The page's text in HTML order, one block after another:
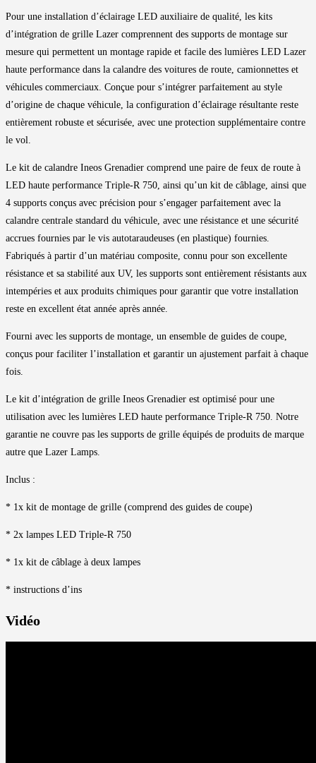
Pour une installation d’éclairage LED auxiliaire de qualité, les kits
d’intégration de grille Lazer comprennent des supports de montage sur
mesure qui permettent un montage rapide et facile des lumières LED Lazer
haute performance dans la calandre des voitures de route, camionnettes et
véhicules commerciaux. Conçue pour s’intégrer parfaitement au style
d’origine de chaque véhicule, la configuration d’éclairage résultante reste
entièrement robuste et sécurisée, avec une protection supplémentaire contre
le vol.
Le kit de calandre Ineos Grenadier comprend une paire de feux de route à
LED haute performance Triple-R 750, ainsi qu’un kit de câblage, ainsi que
4 supports conçus avec précision pour s’engager parfaitement avec la
calandre centrale standard du véhicule, avec une résistance et une sécurité
accrues fournies par le vis autotaraudeuses (en plastique) fournies.
Fabriqués à partir d’un matériau composite, connu pour son excellente
résistance et sa stabilité aux UV, les supports sont entièrement résistants aux
intempéries et aux produits chimiques pour garantir que votre installation
reste en excellent état année après année.
Fourni avec les supports de montage, un ensemble de guides de coupe,
conçus pour faciliter l’installation et garantir un ajustement parfait à chaque
fois.
Le kit d’intégration de grille Ineos Grenadier est optimisé pour une
utilisation avec les lumières LED haute performance Triple-R 750. Notre
garantie ne couvre pas les supports de grille équipés de produits de marque
autre que Lazer Lamps.
Inclus :
* 1x kit de montage de grille (comprend des guides de coupe)
* 2x lampes LED Triple-R 750
* 1x kit de câblage à deux lampes
* instructions d’ins
Vidéo